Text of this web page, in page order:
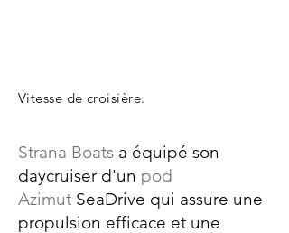
Vitesse de croisière.
Strana Boats a équipé son
daycruiser d'un pod
Azimut SeaDrive qui assure une
propulsion efficace et une